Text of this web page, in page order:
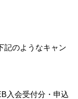
記のようなキャン
入会受付分・申込